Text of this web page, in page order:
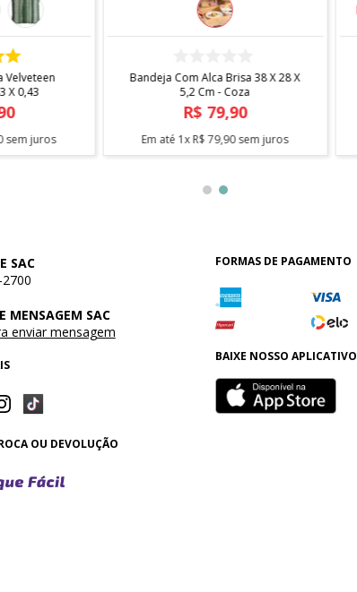
Velveteen
X 0,43
sem juros
Bandeja Com Alca Brisa 38 X 28 X
5,2 Cm - Coza
R$ 79,90
Em até 1xR$ 79,90sem juros
SAC
MENSAGEM SAC
enviar mensagem
OU DEVOLUÇÃO
FORMAS DE PAGAMENTO
BAIXE NOSSO APLICATIVO